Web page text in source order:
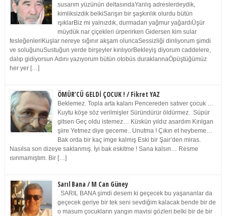
susarım yüzünün deltasındaYanlış adreslerdeydik,
kimliksizdik belkiSarışın bir şaşkınlık olurdu bütün
ışıklarBiz mi yalnızdık, durmadan yağmur yağardıÜşür
müydük nar çiçekleri ürperirken Gidersen kim sular
fesleğenleriKuşlar nereye sığınır akşam oluncaSessizliği dinliyorum şimdi
ve soluğunuSustuğun yerde birşeyler kırılıyorBekleyiş diyorum caddelere,
dalıp gidiyorsun Adını yazıyorum bütün otobüs duraklarınaÖpüştüğümüz
her yer […]
ÖMÜR’CÜ GELDİ ÇOCUK ! / Fikret YAZ
Beklemez. Topla arta kalanı Pencereden satıver çocuk …
Kuytu köşe söz verilmişler Süründürür öldürmez. Süpür
gitsen Geç oldu istemez… Küskün yıldız asardım Kırılgan
şiire Yetmez diye geceme.. Unutma ! Çıkın et heybeme…
Bak orda bir kaç imge kalmış Eski bir Şair’den miras.
Nasılsa son dizeye saklanmış. İyi bak eskitme ! Sana kalsın… Resme
ısınmamıştım. Bir […]
Sarıl Bana / M Can Güney
SARIL BANA şimdi desem ki geçecek bu yaşananlar da
geçecek geriye bir tek seni sevdiğim kalacak bende bir de
o masum çocukların yangın mavisi gözleri belki bir de bir